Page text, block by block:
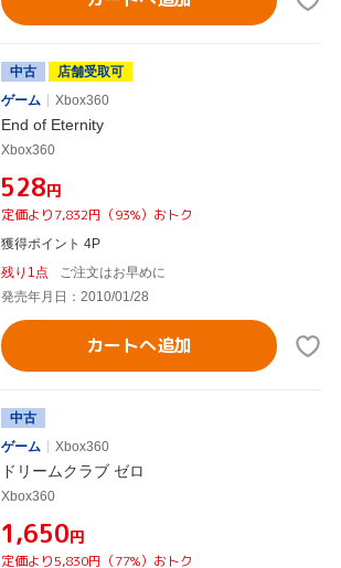
中古
店舗受取可
ゲーム
Xbox360
End of Eternity
Xbox360
¥528円
定価より7,832円（93%）おトク
獲得ポイント 4P
残り1点
ご注文はお早めに
発売年月日：2010/01/28
カートへ追加
中古
ゲーム
Xbox360
ドリームクラブ ゼロ
Xbox360
¥1,650円
定価より5,830円（77%）おトク